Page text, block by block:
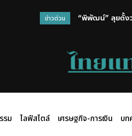
ข่าวด่วน “พิพัฒน์” ลุยตั้ง
รม ไลฟ์สไตล์ เศรษฐกิจ-การเงิน บท